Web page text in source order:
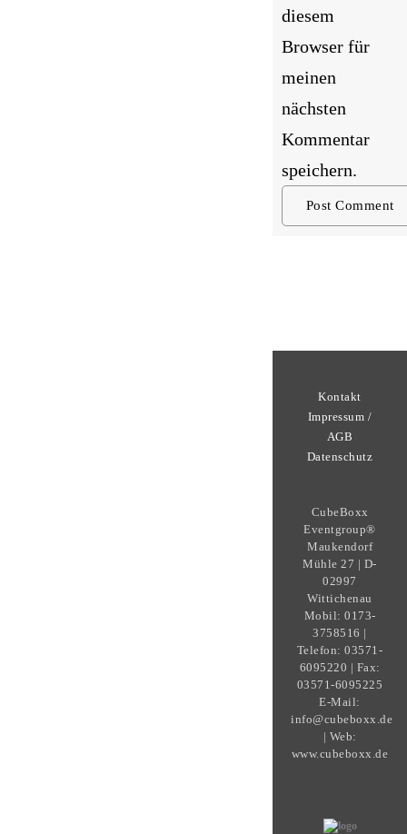
diesem
Browser für
meinen
nächsten
Kommentar
speichern.
Kontakt
Impressum /
AGB
Datenschutz
CubeBoxx
Eventgroup®
Maukendorf
Mühle 27 | D-
02997
Wittichenau
Mobil: 0173-
3758516 |
Telefon: 03571-
6095220 | Fax:
03571-6095225
E-Mail:
info@cubeboxx.de
| Web:
www.cubeboxx.de